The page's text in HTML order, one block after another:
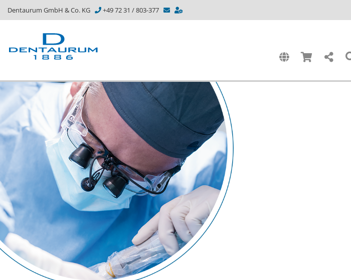
Dentaurum GmbH & Co. KG +49 72 31 / 803-377